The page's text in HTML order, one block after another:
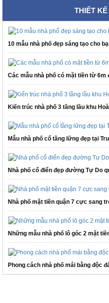
THIẾT
10 mẫu nhà phố đẹp sáng tạo cho
Các mẫu nhà phố có mặt tiền từ 6m
Kiến trúc nhà phố 3 tầng lầu khu
Mẫu nhà phố cổ tầng lững đẹp tại
Nhà phố cổ điển đẹp đường Tự Do
Nhà phố mặt tiền quận 7 cực sang
Những mẫu nhà phố lô góc 2 mặt
Phong cách nhà phố mái bằng độc